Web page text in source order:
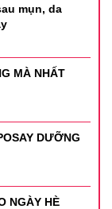
mụn, da
MÀ NHẤT
DƯỠNG
NGÀY HÈ